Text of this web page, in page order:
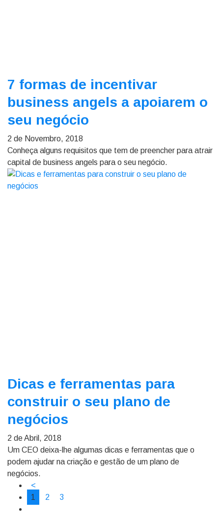
7 formas de incentivar
business angels a apoiarem o
seu negócio
2 de Novembro, 2018
Conheça alguns requisitos que tem de preencher para atrair
capital de business angels para o seu negócio.
Dicas e ferramentas para
construir o seu plano de
negócios
2 de Abril, 2018
Um CEO deixa-lhe algumas dicas e ferramentas que o
podem ajudar na criação e gestão de um plano de
negócios.
<
1
2 3